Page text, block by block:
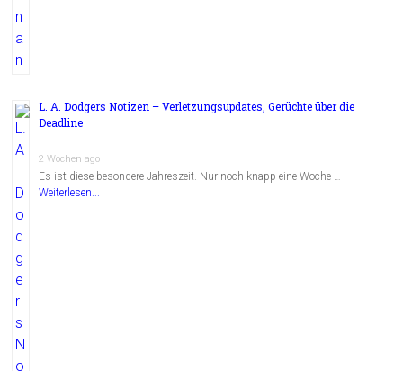
L. A. Dodgers Notizen – Verletzungsupdates, Gerüchte über die
Deadline
2 Wochen ago
Es ist diese besondere Jahreszeit. Nur noch knapp eine Woche …
Weiterlesen...